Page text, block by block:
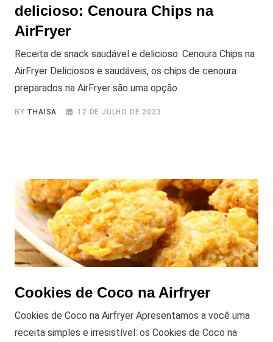
delicioso: Cenoura Chips na
AirFryer
Receita de snack saudável e delicioso: Cenoura Chips na
AirFryer Deliciosos e saudáveis, os chips de cenoura
preparados na AirFryer são uma opção
BY THAISA 12 DE JULHO DE 2023
Cookies de Coco na Airfryer
Cookies de Coco na Airfryer Apresentamos a você uma
receita simples e irresistível: os Cookies de Coco na